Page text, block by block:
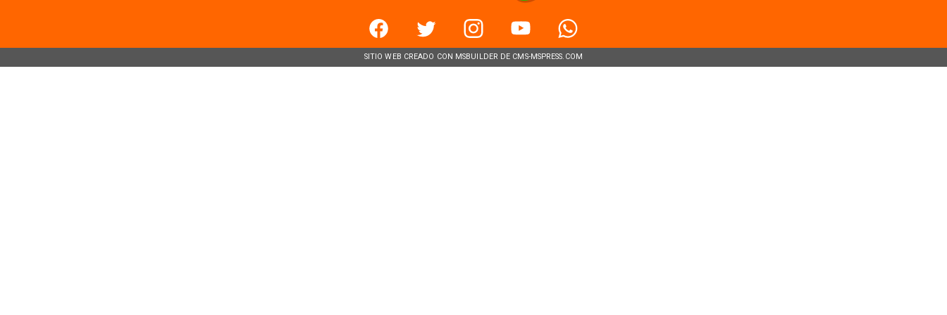
SITIO WEB CREADO CON MSBUILDER DE CMS-MSPRESS.COM